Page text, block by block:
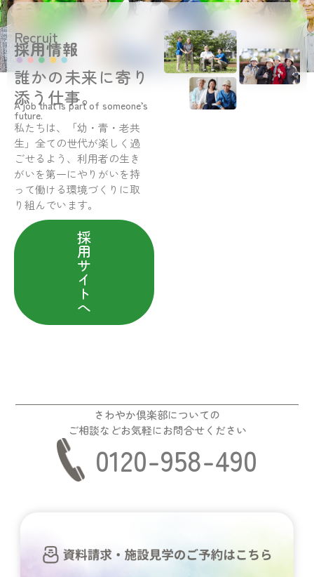
Recruit
採用情報
誰かの未来に寄り
添う仕事。
A job that is part of someone’s
future.
私たちは、「幼・青・老共
生」全ての世代が楽しく過
ごせるよう、利用者の生き
がいを第一にやりがいを持
って働ける環境づくりに取
り組んでいます。
採
用
サ
イ
ト
へ
さわやか倶楽部についての
ご相談などお気軽にお問合せください
0120-958-490